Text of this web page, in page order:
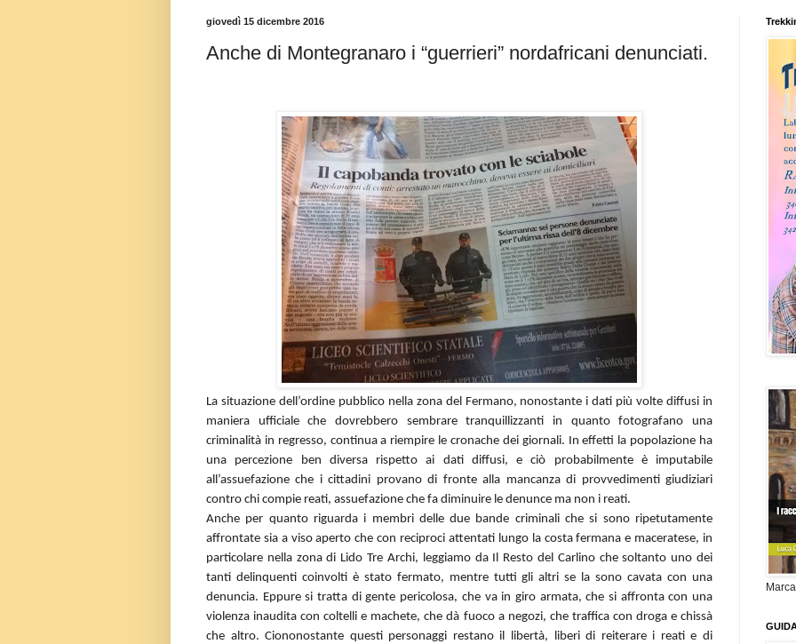
giovedì 15 dicembre 2016
Anche di Montegranaro i “guerrieri” nordafricani denunciati.
La situazione dell’ordine pubblico nella zona del Fermano, nonostante i dati più volte diffusi in
maniera ufficiale che dovrebbero sembrare tranquillizzanti in quanto fotografano una
criminalità in regresso, continua a riempire le cronache dei giornali. In effetti la popolazione ha
una percezione ben diversa rispetto ai dati diffusi, e ciò probabilmente è imputabile
all’assuefazione che i cittadini provano di fronte alla mancanza di provvedimenti giudiziari
contro chi compie reati, assuefazione che fa diminuire le denunce ma non i reati.
Anche per quanto riguarda i membri delle due bande criminali che si sono ripetutamente
affrontate sia a viso aperto che con reciproci attentati lungo la costa fermana e maceratese, in
particolare nella zona di Lido Tre Archi, leggiamo da Il Resto del Carlino che soltanto uno dei
tanti delinquenti coinvolti è stato fermato, mentre tutti gli altri se la sono cavata con una
denuncia. Eppure si tratta di gente pericolosa, che va in giro armata, che si affronta con una
violenza inaudita con coltelli e machete, che dà fuoco a negozi, che traffica con droga e chissà
che altro. Ciononostante questi personaggi restano il libertà, liberi di reiterare i reati e di
Marca